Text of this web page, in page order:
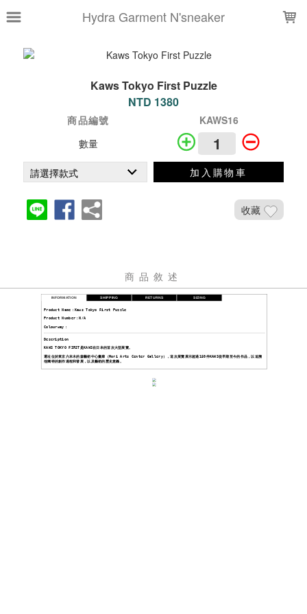
Hydra Garment N'sneaker
Kaws Tokyo First Puzzle
NTD 1380
商品編號
KAWS16
數量
加入購物車
收藏
商品敘述